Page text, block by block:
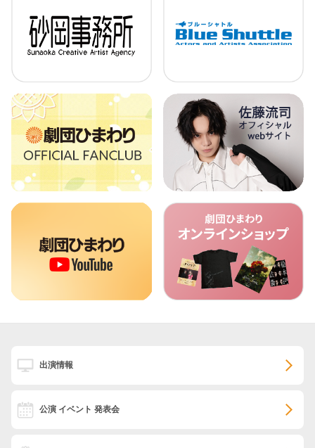
出演情報
公演 イベント 発表会